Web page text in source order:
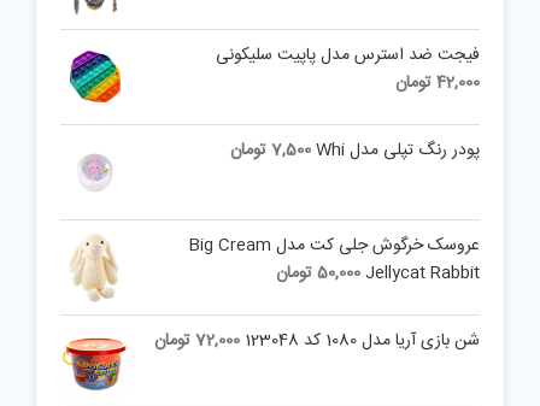
فیجت ضد استرس مدل پاپیت سلیکونی
42,000تومان
پودر رنگ تپلی مدل Whi 7,500تومان
عروسک خرگوش جلی کت مدل Big Cream
Jellycat Rabbit
50,000تومان
شن بازی آریا مدل 1080 کد 123048 72,000تومان